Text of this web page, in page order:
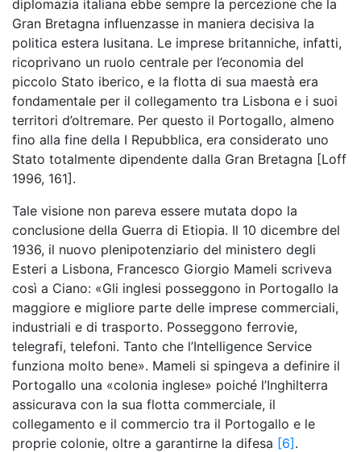
diplomazia italiana ebbe sempre la percezione che la
Gran Bretagna influenzasse in maniera decisiva la
politica estera lusitana. Le imprese britanniche, infatti,
ricoprivano un ruolo centrale per l’economia del
piccolo Stato iberico, e la flotta di sua maestà era
fondamentale per il collegamento tra Lisbona e i suoi
territori d’oltremare. Per questo il Portogallo, almeno
fino alla fine della I Repubblica, era considerato uno
Stato totalmente dipendente dalla Gran Bretagna [Loff
1996, 161].
Tale visione non pareva essere mutata dopo la
conclusione della Guerra di Etiopia. Il 10 dicembre del
1936, il nuovo plenipotenziario del ministero degli
Esteri a Lisbona, Francesco Giorgio Mameli scriveva
così a Ciano: «Gli inglesi posseggono in Portogallo la
maggiore e migliore parte delle imprese commerciali,
industriali e di trasporto. Posseggono ferrovie,
telegrafi, telefoni. Tanto che l’Intelligence Service
funziona molto bene». Mameli si spingeva a definire il
Portogallo una «colonia inglese» poiché l’Inghilterra
assicurava con la sua flotta commerciale, il
collegamento e il commercio tra il Portogallo e le
proprie colonie, oltre a garantirne la difesa [6] .